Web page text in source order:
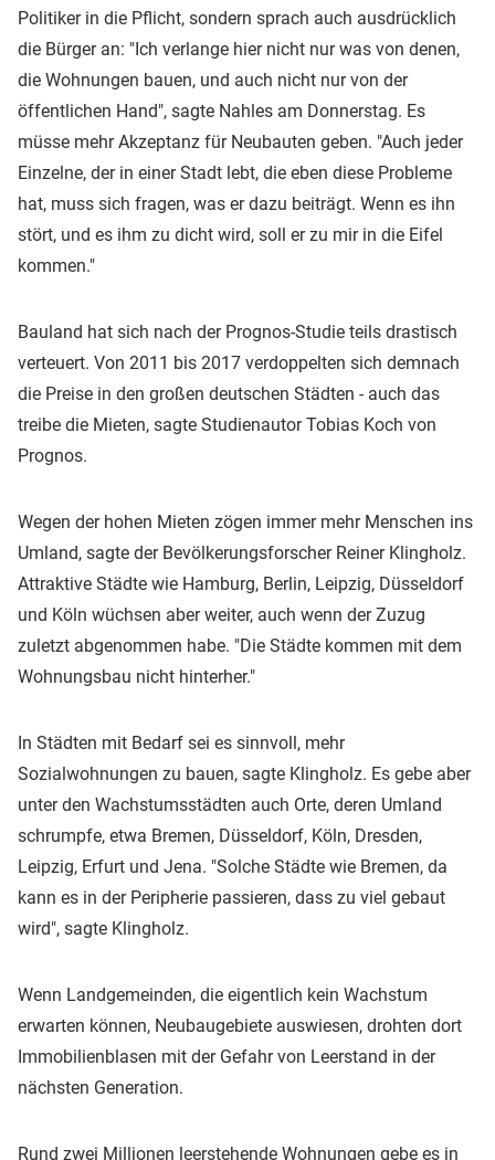
Politiker in die Pflicht, sondern sprach auch ausdrücklich
die Bürger an: "Ich verlange hier nicht nur was von denen,
die Wohnungen bauen, und auch nicht nur von der
öffentlichen Hand", sagte Nahles am Donnerstag. Es
müsse mehr Akzeptanz für Neubauten geben. "Auch jeder
Einzelne, der in einer Stadt lebt, die eben diese Probleme
hat, muss sich fragen, was er dazu beiträgt. Wenn es ihn
stört, und es ihm zu dicht wird, soll er zu mir in die Eifel
kommen."
Bauland hat sich nach der Prognos-Studie teils drastisch
verteuert. Von 2011 bis 2017 verdoppelten sich demnach
die Preise in den großen deutschen Städten - auch das
treibe die Mieten, sagte Studienautor Tobias Koch von
Prognos.
Wegen der hohen Mieten zögen immer mehr Menschen ins
Umland, sagte der Bevölkerungsforscher Reiner Klingholz.
Attraktive Städte wie Hamburg, Berlin, Leipzig, Düsseldorf
und Köln wüchsen aber weiter, auch wenn der Zuzug
zuletzt abgenommen habe. "Die Städte kommen mit dem
Wohnungsbau nicht hinterher."
In Städten mit Bedarf sei es sinnvoll, mehr
Sozialwohnungen zu bauen, sagte Klingholz. Es gebe aber
unter den Wachstumsstädten auch Orte, deren Umland
schrumpfe, etwa Bremen, Düsseldorf, Köln, Dresden,
Leipzig, Erfurt und Jena. "Solche Städte wie Bremen, da
kann es in der Peripherie passieren, dass zu viel gebaut
wird", sagte Klingholz.
Wenn Landgemeinden, die eigentlich kein Wachstum
erwarten können, Neubaugebiete auswiesen, drohten dort
Immobilienblasen mit der Gefahr von Leerstand in der
nächsten Generation.
Rund zwei Millionen leerstehende Wohnungen gebe es in